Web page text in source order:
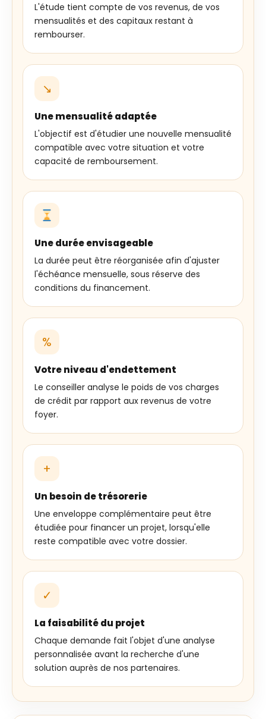
L'étude tient compte de vos revenus, de vos
mensualités et des capitaux restant à
rembourser.
↘
Une mensualité adaptée
L'objectif est d'étudier une nouvelle mensualité
compatible avec votre situation et votre
capacité de remboursement.
Une durée envisageable
La durée peut être réorganisée afin d'ajuster
l'échéance mensuelle, sous réserve des
conditions du financement.
%
Votre niveau d'endettement
Le conseiller analyse le poids de vos charges
de crédit par rapport aux revenus de votre
foyer.
+
Un besoin de trésorerie
Une enveloppe complémentaire peut être
étudiée pour financer un projet, lorsqu'elle
reste compatible avec votre dossier.
✓
La faisabilité du projet
Chaque demande fait l'objet d'une analyse
personnalisée avant la recherche d'une
solution auprès de nos partenaires.